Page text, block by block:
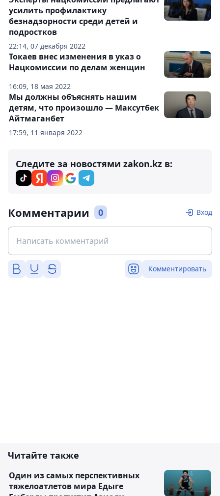
22:14, 07 декабря 2022
усилить профилактику
безнадзорности среди детей и
подростков
16:09, 18 мая 2022
Токаев внес изменения в указ о
Нацкомиссии по делам женщин
17:59, 11 января 2022
Мы должны объяснять нашим
детям, что произошло — Максутбек
Айтмаганбет
Следите за новостями zakon.kz в:
Комментарии 0 Вход
Комментировать
Читайте также
Один из самых перспективных
тяжелоатлетов мира Едыге